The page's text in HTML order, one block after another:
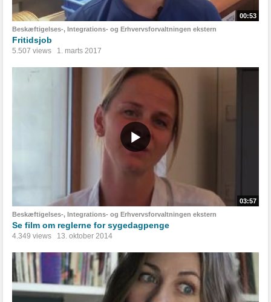
00:53
Beskæftigelses-, Integrations- og Erhvervsforvaltningen ekstern
Fritidsjob
5.507 views 1. marts 2017
03:57
Beskæftigelses-, Integrations- og Erhvervsforvaltningen ekstern
Se film om reglerne for sygedagpenge
4.349 views 13. oktober 2014